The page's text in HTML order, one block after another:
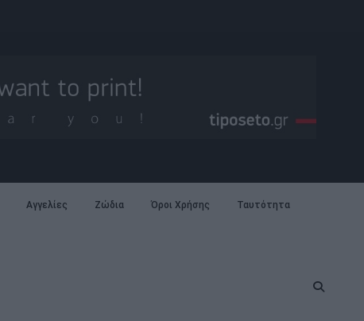
Αγγελίες Ζώδια Όροι Χρήσης Ταυτότητα